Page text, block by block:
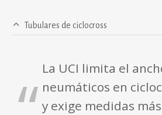
Tubulares de ciclocross
La UCI limita el
neumáticos en
y exige medidas